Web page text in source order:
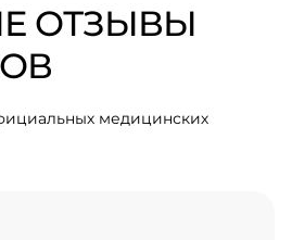
ОТЗЫВЫ
медицинских